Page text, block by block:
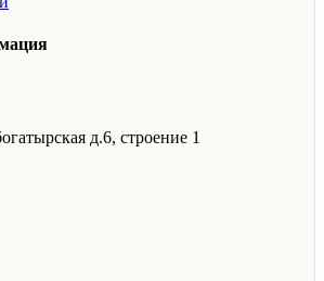
д.6, строение 1